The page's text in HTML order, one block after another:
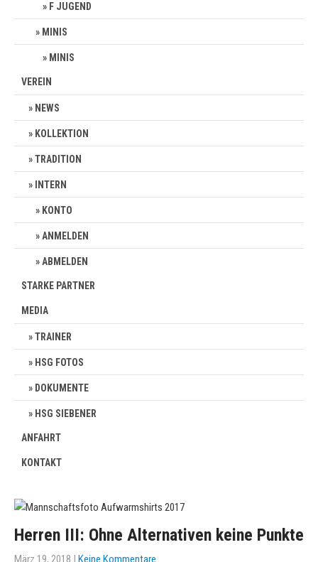
F JUGEND
MINIS
MINIS
VEREIN
NEWS
KOLLEKTION
TRADITION
INTERN
KONTO
ANMELDEN
ABMELDEN
STARKE PARTNER
MEDIA
TRAINER
HSG FOTOS
DOKUMENTE
HSG SIEBENER
ANFAHRT
KONTAKT
Herren III: Ohne Alternativen keine Punkte
März 19, 2018 | Keine Kommentare